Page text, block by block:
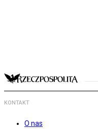
KONTAKT
O nas